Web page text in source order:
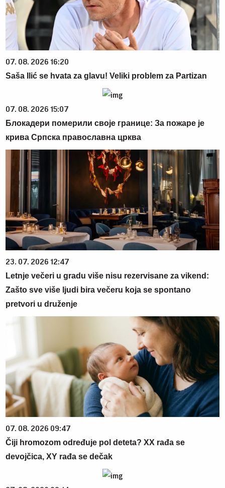
07. 08. 2026 16:20
Saša Ilić se hvata za glavu! Veliki problem za Partizan
07. 08. 2026 15:07
Блокадери померили своје границе: За пожаре је
крива Српска православна црква
23. 07. 2026 12:47
Letnje večeri u gradu više nisu rezervisane za vikend:
Zašto sve više ljudi bira večeru koja se spontano
pretvori u druženje
07. 08. 2026 09:47
Čiji hromozom određuje pol deteta? XX rađa se
devojčica, XY rađa se dečak